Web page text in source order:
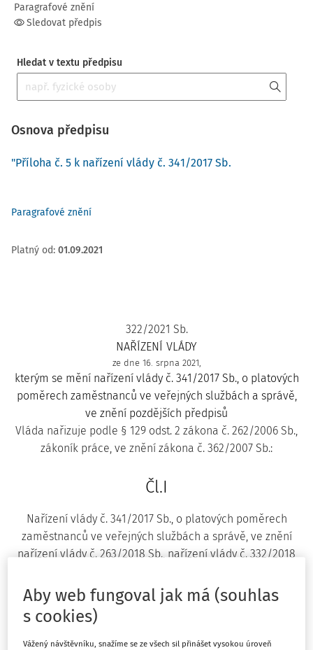
Paragrafové znění
Sledovat předpis
Hledat v textu předpisu
Osnova předpisu
"Příloha č. 5 k nařízení vlády č. 341/2017 Sb.
Paragrafové znění
Platný od: 01.09.2021
322/2021 Sb.
NAŘÍZENÍ VLÁDY
ze dne 16. srpna 2021,
kterým se mění nařízení vlády č. 341/2017 Sb., o platových
poměrech zaměstnanců ve veřejných službách a správě,
ve znění pozdějších předpisů
Vláda nařizuje podle § 129 odst. 2 zákona č. 262/2006 Sb.,
zákoník práce, ve znění zákona č. 362/2007 Sb.:
Čl.I
Nařízení vlády č. 341/2017 Sb., o platových poměrech
zaměstnanců ve veřejných službách a správě, ve znění
nařízení vlády č. 263/2018 Sb., nařízení vlády č. 332/2018
300/2019 Sb. a nařízení vlády č. 603/2020 Sb., se mění
takto:
1. V § 8 se za odstavec 2 vkládá nový odstavec 3, který zní:
Aby web fungoval jak má (souhlas
s cookies)
Vážený návštěvníku, snažíme se ze všech sil přinášet vysokou úroveň